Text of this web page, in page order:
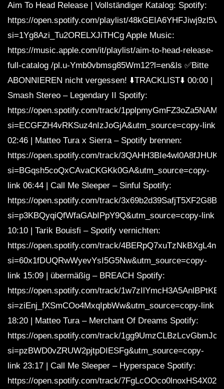
Aim To Head Release | Vollständiger Katalog: Spotify:
https://open.spotify.com/playlist/
si=1Yg8Azi_Tu2ORELXJiTHCg Apple Music:
https://music.apple.com/it/playlist/aim-to-head-release-
full-catalog /pl.u-Ymb0vbmsg85Wm12?l=en&ls ✅Bitte
ABONNIEREN nicht vergessen! ⬇️TRACKLIST⬇️ 00:00 |
Smash Stereo – Legendary II Spotify:
https://open.spotify.com/track/
si=ECGFZH4vRKSuz4nIzJoGjA&utm_source=copy-link
02:46 | Matteo Tura x Sierra – Spotify brennen:
https://open.spotify.com/track/
si=BGqsh5coQxCAvaCKGKk0GA&utm_source=copy-
link 06:44 | Call Me Sleeper – Sinful Spotify:
https://open.spotify.com/track/
si=p3KBQyqiQfWfaGAbIPpY9Q&utm_source=copy-link
10:10 | Tarik Bouisfi – Spotify vernichten:
https://open.spotify.com/track/
si=60x1fDUQRwWyevYsI5G5Nw&utm_source=copy-
link 15:09 | übermäßig – BREACH Spotify:
https://open.spotify.com/track/
si=ziEnj_fXSmCOo4MxqIpbWw&utm_source=copy-link
18:20 | Matteo Tura – Merchant Of Dreams Spotify:
https://open.spotify.com/track/
si=pzBWD0vZRUW2pjtpDIESFg&utm_source=copy-
link 23:17 | Call Me Sleeper – Hyperspace Spotify:
https://open.spotify.com/track/